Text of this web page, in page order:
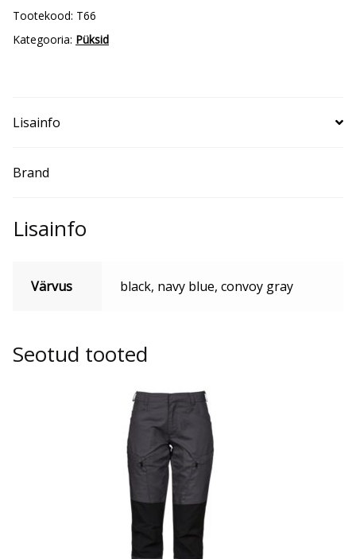
Tootekood: T66
Kategooria: Püksid
Lisainfo
Brand
Lisainfo
Värvus black, navy blue, convoy gray
Seotud tooted